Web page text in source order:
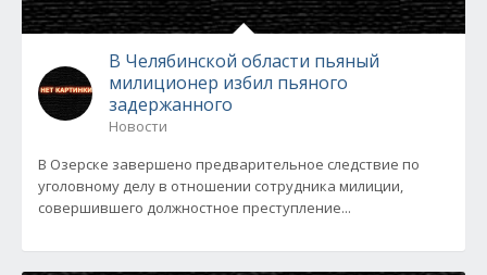
В Челябинской области пьяный
милиционер избил пьяного
задержанного
Новости
В Озерске завершено предварительное следствие по
уголовному делу в отношении сотрудника милиции,
совершившего должностное преступление...